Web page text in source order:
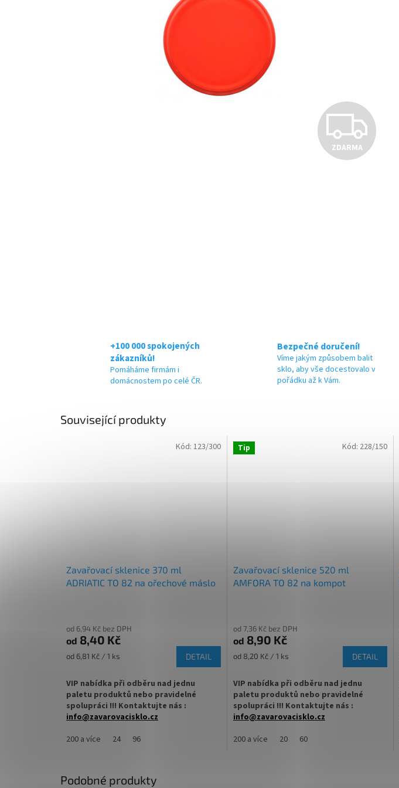
Z
ZDARMA
+100 000 spokojených
zákazníků!
Pomáháme firmám i
domácnostem po celé ČR.
Bezpečné doručení!
Víme jakým způsobem balit
sklo, aby vše docestovalo v
pořádku až k Vám.
Související produkty
Zavařovací sklenice 370 ml
ADRIATIC TO 82 na ořechové máslo
od 6,94 Kč bez DPH
od 8,40 Kč
Měrná
od 6,81 Kč / 1 ks DETAIL
VIP nabídka při odběru nad jednu
paletu produktů nebo pravidelné
spolupráci !!! Kontaktujte nás :
info@zavarovacisklo.cz
Zavařovací sklenice 370 ml Twist Off TO
200 a více 24 96
Kód: 123/300 Tip
Zavařovací sklenice 520 ml
AMFORA TO 82 na kompot
od 7,36 Kč bez DPH
od 8,90 Kč
Měrná
od 8,20 Kč / 1 ks DETAIL
VIP nabídka při odběru nad jednu
paletu produktů nebo pravidelné
spolupráci !!! Kontaktujte nás :
info@zavarovacisklo.cz
Zavařovací sklenice 520 ml soudek s
200 a více 20 60
Kód: 228/150
Podobné produkty